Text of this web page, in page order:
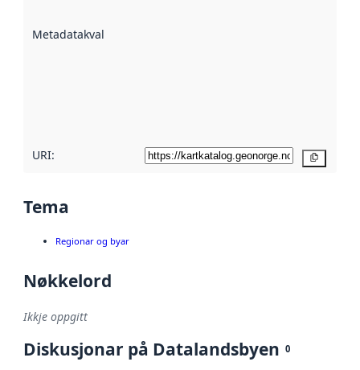
Metadatakvalitet
URI:
Tema
Regionar og byar
Nøkkelord
Ikkje oppgitt
Diskusjonar på Datalandsbyen 0